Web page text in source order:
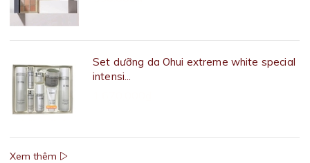
Set dưỡng da Ohui extreme white special
intensi...
Xem thêm